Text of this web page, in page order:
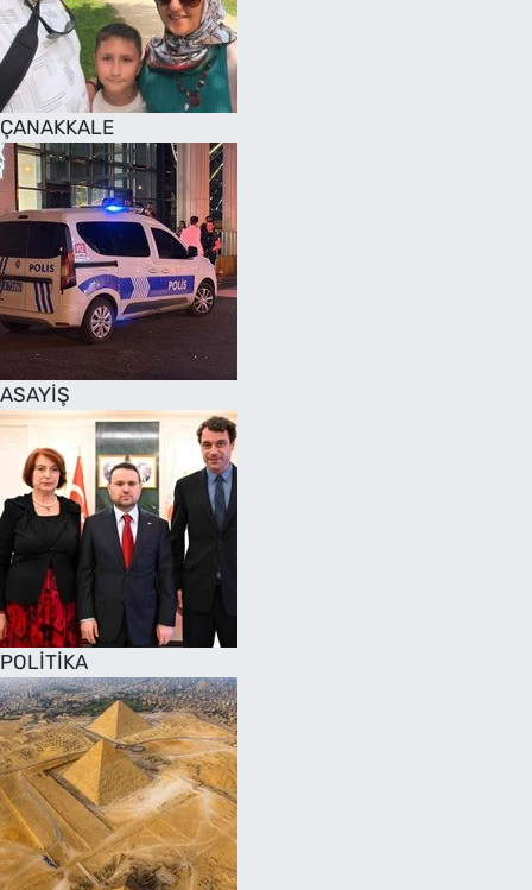
ÇANAKKALE
ASAYİŞ
POLİTİKA
SAĞLIK
TV REHBERİ